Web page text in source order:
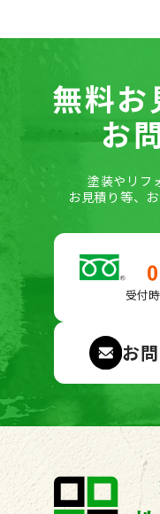
無料お
お
塗装やリフ
お見積り等、
受付
お